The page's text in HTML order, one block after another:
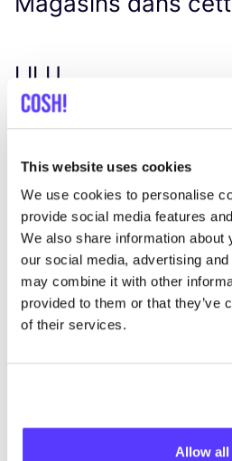
This website uses cookies
We use cookies to personalise
provide social media features
We also share information about
our social media, advertising
may combine it with other
provided to them or that they’ve
of their services.
Allow all
LILU
Rue du Bailli 9, Bruxelles
Ajouter à l'itinéraire